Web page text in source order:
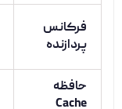
فرکانس
پردازنده
حافظه
Cache